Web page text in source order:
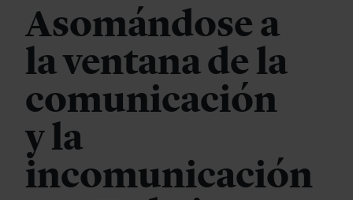
Asomándose a
la ventana de la
comunicación
y la
incomunicación